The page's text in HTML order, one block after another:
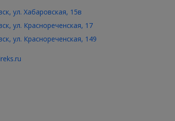
ул. Хабаровская, 15в
ул. Краснореченская, 17
ул. Краснореченская, 149